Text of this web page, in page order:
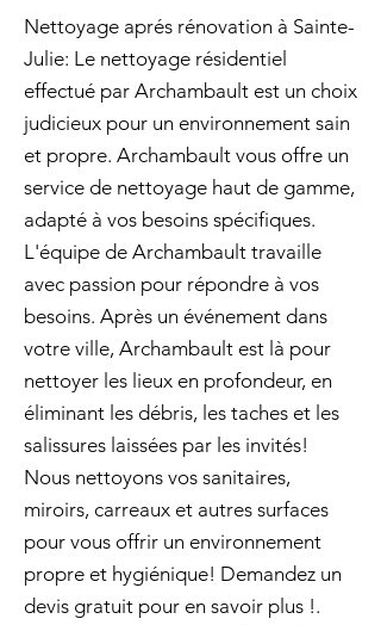
Nettoyage aprés rénovation à Sainte-
Julie: Le nettoyage résidentiel
effectué par Archambault est un choix
judicieux pour un environnement sain
et propre. Archambault vous offre un
service de nettoyage haut de gamme,
adapté à vos besoins spécifiques.
L'équipe de Archambault travaille
avec passion pour répondre à vos
besoins. Après un événement dans
votre ville, Archambault est là pour
nettoyer les lieux en profondeur, en
éliminant les débris, les taches et les
salissures laissées par les invités!
Nous nettoyons vos sanitaires,
miroirs, carreaux et autres surfaces
pour vous offrir un environnement
propre et hygiénique! Demandez un
devis gratuit pour en savoir plus !.